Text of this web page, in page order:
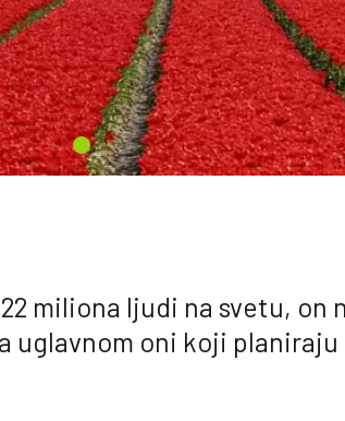
miliona ljudi na svetu, on
uglavnom oni koji planiraju